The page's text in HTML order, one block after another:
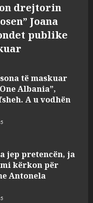
drejtorin
Joana
publike
të maskuar
Albania”,
A u vodhën
jep pretencën, ja
kërkon për
Antonela